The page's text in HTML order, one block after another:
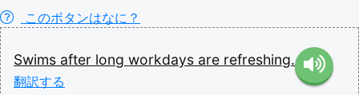
このボタンはなに？
Swims after long workdays are refreshing.
翻訳する